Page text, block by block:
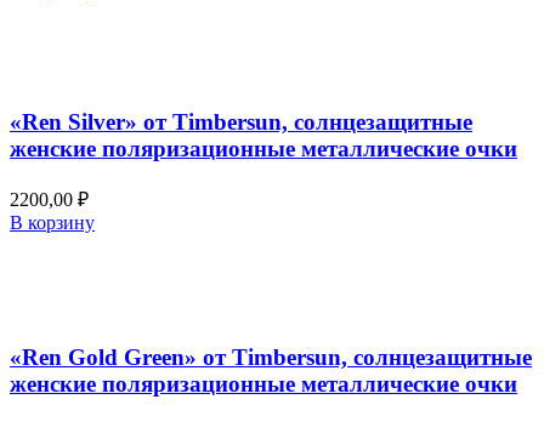
«Ren Silver» от Timbersun, солнцезащитные
женские поляризационные металлические очки
2200,00 ₽
В корзину
«Ren Gold Green» от Timbersun, солнцезащитные
женские поляризационные металлические очки